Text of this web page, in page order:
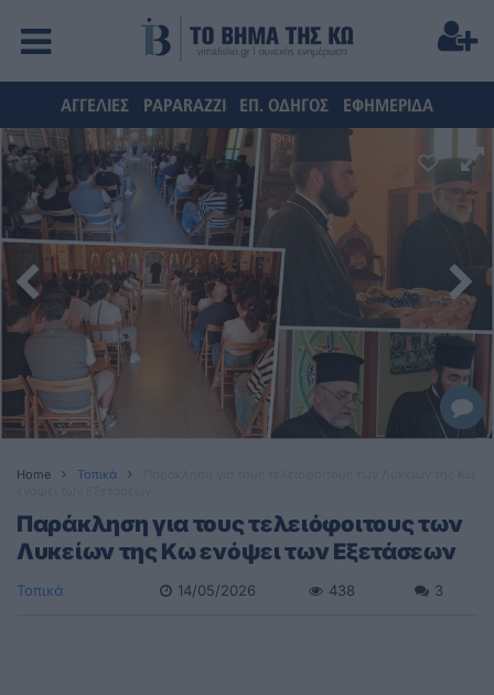
ΑΓΓΕΛΙΕΣ PAPARAZZI ΕΠ. ΟΔΗΓΟΣ ΕΦΗΜΕΡΙΔΑ
Home Τοπικά
Παράκληση για τους τελειόφοιτους των
Λυκείων της Κω ενόψει των Εξετάσεων
Τοπικά 14/05/2026 438 3